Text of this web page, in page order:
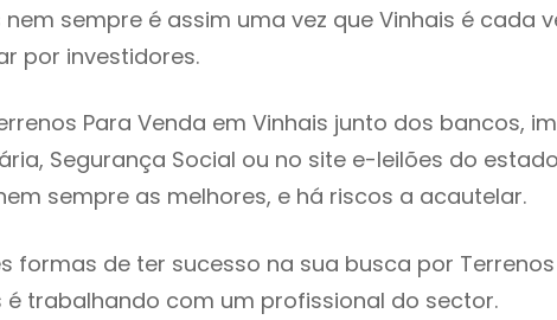
sempre é assim uma vez que Vinhais é cada
por investidores.
Para Venda em Vinhais junto dos bancos,
Segurança Social ou no site e-leilões do
sempre as melhores, e há riscos a acautelar.
formas de ter sucesso na sua busca por Terrenos
é trabalhando com um profissional do sector.